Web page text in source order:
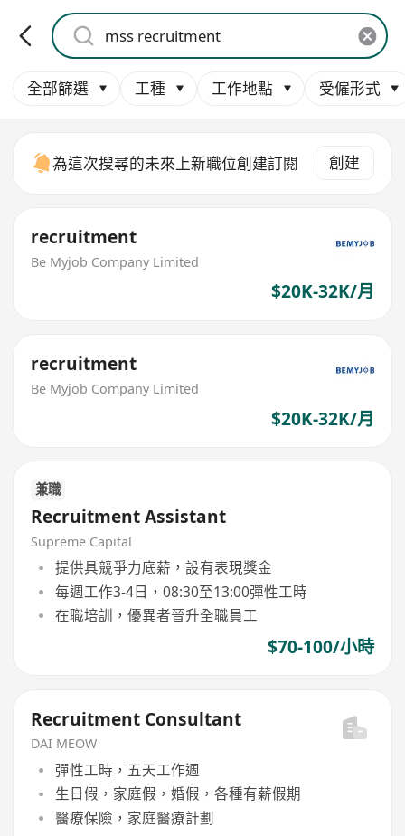
全部篩選 工種 工作地點 受僱形式
為這次搜尋的未來上新職位創建訂閱 創建
recruitment
Be Myjob Company Limited
$20K-32K/月
recruitment
Be Myjob Company Limited
$20K-32K/月
兼職
Recruitment Assistant
Supreme Capital
提供具競爭力底薪，設有表現獎金
每週工作3-4日，08:30至13:00彈性工時
在職培訓，優異者晉升全職員工
$70-100/小時
Recruitment Consultant
DAI MEOW
彈性工時，五天工作週
生日假，家庭假，婚假，各種有薪假期
醫療保險，家庭醫療計劃